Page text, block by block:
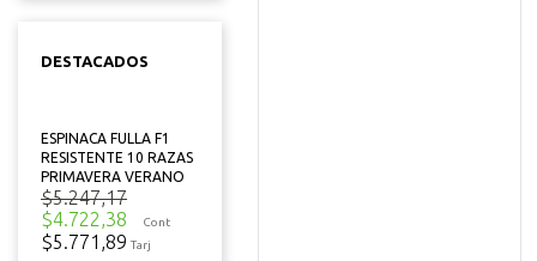
DESTACADOS
ESPINACA FULLA F1
RESISTENTE 10 RAZAS
PRIMAVERA VERANO
$5.247,17
$4.722,38
Cont
$5.771,89 Tarj